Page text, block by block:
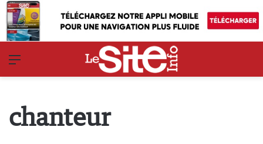
chanteur